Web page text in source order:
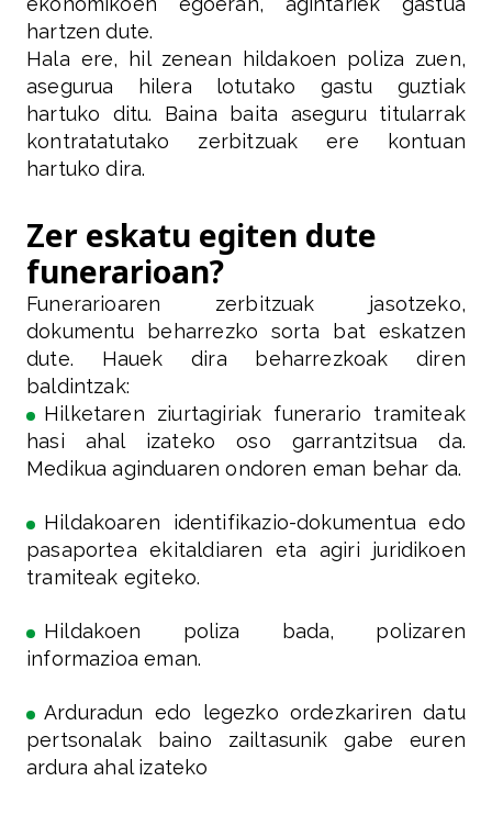
hartzen dute.
Hala ere, hil zenean hildakoen poliza zuen,
asegurua hilera lotutako gastu guztiak
hartuko ditu. Baina baita aseguru titularrak
kontratatutako zerbitzuak ere kontuan
hartuko dira.
Zer eskatu egiten dute
funerarioan?
Funerarioaren zerbitzuak jasotzeko,
dokumentu beharrezko sorta bat eskatzen
dute. Hauek dira beharrezkoak diren
baldintzak:
Hilketaren ziurtagiriak funerario tramiteak
hasi ahal izateko oso garrantzitsua da.
Medikua aginduaren ondoren eman behar da.
Hildakoaren identifikazio-dokumentua edo
pasaportea ekitaldiaren eta agiri juridikoen
tramiteak egiteko.
Hildakoen poliza bada, polizaren
informazioa eman.
Arduradun edo legezko ordezkariren datu
pertsonalak baino zailtasunik gabe euren
ardura ahal izateko